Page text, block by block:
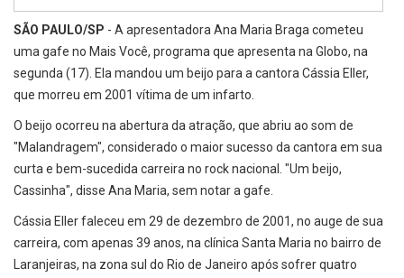
SÃO PAULO/SP - A apresentadora Ana Maria Braga cometeu
uma gafe no Mais Você, programa que apresenta na Globo, na
segunda (17). Ela mandou um beijo para a cantora Cássia Eller,
que morreu em 2001 vítima de um infarto.
O beijo ocorreu na abertura da atração, que abriu ao som de
"Malandragem", considerado o maior sucesso da cantora em sua
curta e bem-sucedida carreira no rock nacional. "Um beijo,
Cassinha", disse Ana Maria, sem notar a gafe.
Cássia Eller faleceu em 29 de dezembro de 2001, no auge de sua
carreira, com apenas 39 anos, na clínica Santa Maria no bairro de
Laranjeiras, na zona sul do Rio de Janeiro após sofrer quatro